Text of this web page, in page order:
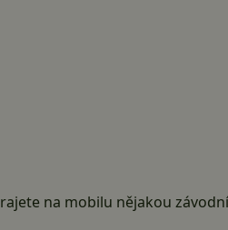
na mobilu nějakou